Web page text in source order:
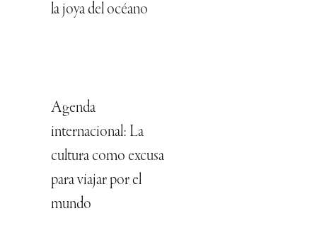
la joya del océano
Agenda
internacional: La
cultura como excusa
para viajar por el
mundo